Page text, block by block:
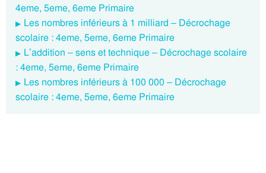
4eme, 5eme, 6eme Primaire
Les nombres inférieurs à 1 milliard – Décrochage
scolaire : 4eme, 5eme, 6eme Primaire
L’addition – sens et technique – Décrochage scolaire
: 4eme, 5eme, 6eme Primaire
Les nombres inférieurs à 100 000 – Décrochage
scolaire : 4eme, 5eme, 6eme Primaire